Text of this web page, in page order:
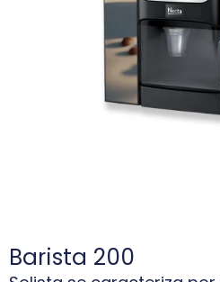
Barista 200